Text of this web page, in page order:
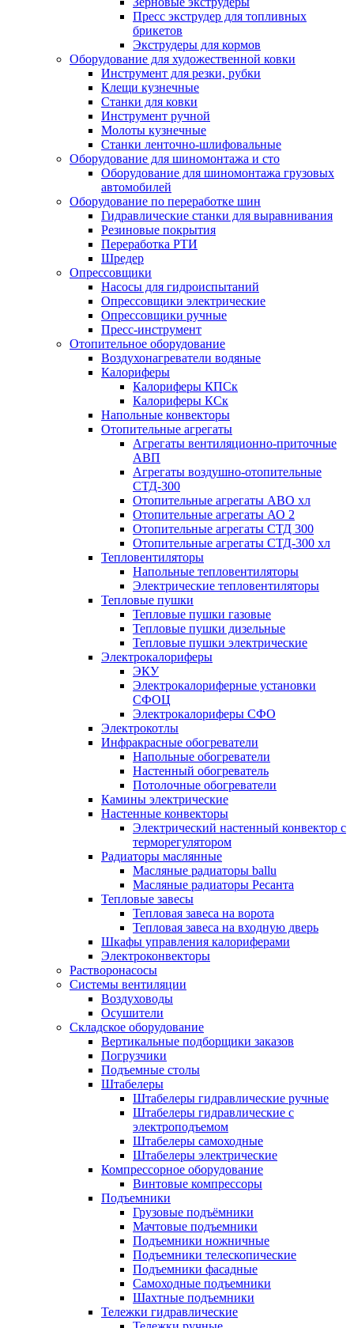
Пресс экструдер для топливных
брикетов
Экструдеры для кормов
Оборудование для художественной ковки
Инструмент для резки, рубки
Клещи кузнечные
Станки для ковки
Инструмент ручной
Молоты кузнечные
Станки ленточно-шлифовальные
Оборудование для шиномонтажа и сто
Оборудование для шиномонтажа грузовых
автомобилей
Оборудование по переработке шин
Гидравлические станки для выравнивания
Резиновые покрытия
Переработка РТИ
Шредер
Опрессовщики
Насосы для гидроиспытаний
Опрессовщики электрические
Опрессовщики ручные
Пресс-инструмент
Отопительное оборудование
Воздухонагреватели водяные
Калориферы
Калориферы КПСк
Калориферы КСк
Напольные конвекторы
Отопительные агрегаты
Агрегаты вентиляционно-приточные
АВП
Агрегаты воздушно-отопительные
СТД-300
Отопительные агрегаты АВО хл
Отопительные агрегаты АО 2
Отопительные агрегаты СТД 300
Отопительные агрегаты СТД-300 хл
Тепловентиляторы
Напольные тепловентиляторы
Электрические тепловентиляторы
Тепловые пушки
Тепловые пушки газовые
Тепловые пушки дизельные
Тепловые пушки электрические
Электрокалориферы
ЭКУ
Электрокалориферные установки
СФОЦ
Электрокалориферы СФО
Электрокотлы
Инфракрасные обогреватели
Напольные обогреватели
Настенный обогреватель
Потолочные обогреватели
Камины электрические
Настенные конвекторы
Электрический настенный конвектор с
терморегулятором
Радиаторы маслянные
Масляные радиаторы ballu
Масляные радиаторы Ресанта
Тепловые завесы
Тепловая завеса на ворота
Тепловая завеса на входную дверь
Шкафы управления калориферами
Электроконвекторы
Растворонасосы
Системы вентиляции
Воздуховоды
Осушители
Складское оборудование
Вертикальные подборщики заказов
Погрузчики
Подъемные столы
Штабелеры
Штабелеры гидравлические ручные
Штабелеры гидравлические с
электроподъемом
Штабелеры самоходные
Штабелеры электрические
Компрессорное оборудование
Винтовые компрессоры
Подъемники
Грузовые подъёмники
Мачтовые подъемники
Подъемники ножничные
Подъемники телескопические
Подъемники фасадные
Самоходные подъемники
Шахтные подъемники
Тележки гидравлические